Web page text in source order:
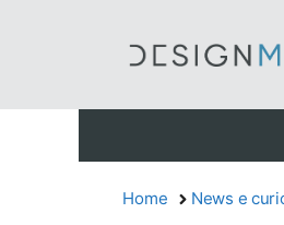
Home News e